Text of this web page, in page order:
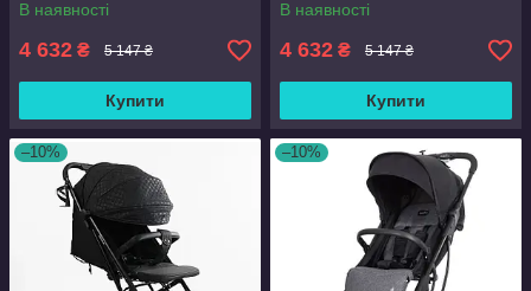
В наявності
4 632 ₴ 5 147 ₴
Купити
В наявності
4 632 ₴ 5 147 ₴
Купити
–10% –10%